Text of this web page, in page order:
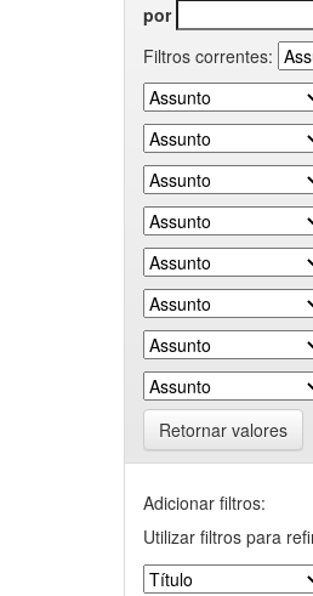
por
Filtros correntes:
Retornar valores
Adicionar filtros:
Utilizar filtros para